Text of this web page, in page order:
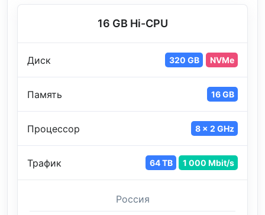
16 GB Hi-CPU
Диск 320 GB NVMe
Память 16 GB
Процессор 8 x 2 GHz
Трафик 64 TB 1 000 Mbit/s
Россия